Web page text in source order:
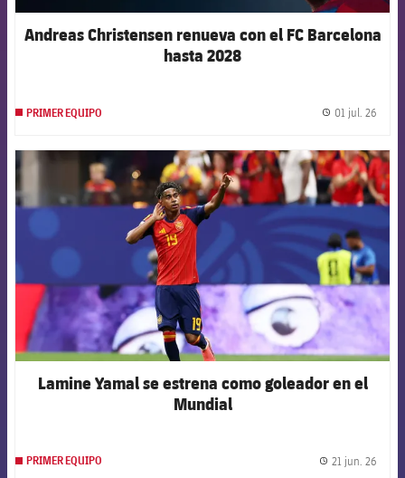
Andreas Christensen renueva con el FC Barcelona
hasta 2028
PRIMER EQUIPO 01 jul. 26
FCB Barcelona badge
Lamine Yamal se estrena como goleador en el
Mundial
PRIMER EQUIPO 21 jun. 26